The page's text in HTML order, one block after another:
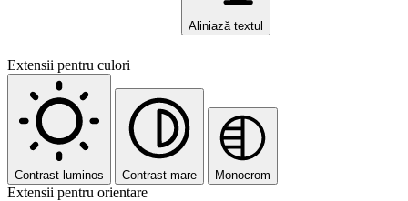
Aliniază textul
Extensii pentru culori
Contrast luminos Contrast mare Monocrom
Extensii pentru orientare